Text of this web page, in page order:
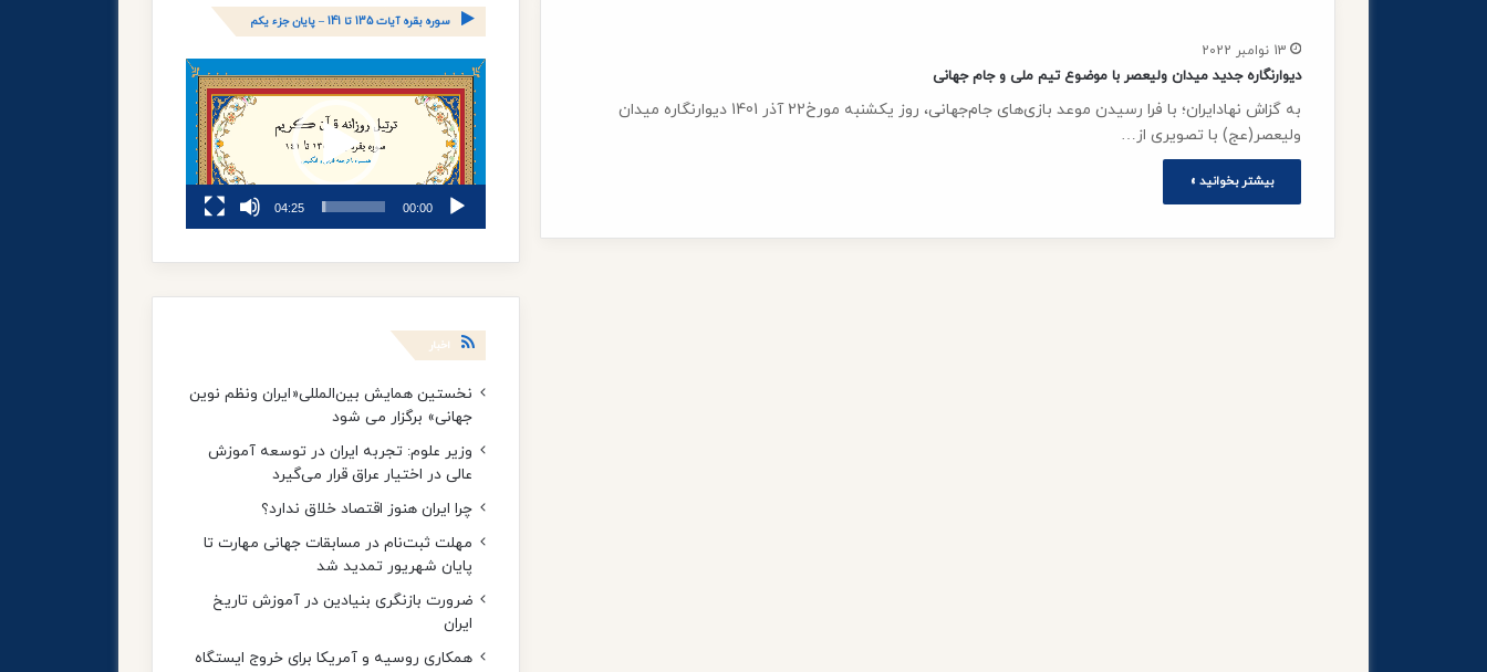
13 نوامبر 2022
دیوارنگاره جدید میدان ولیعصر با موضوع تیم ملی و جام جهانی
به گزاش نهادایران؛ با فرا رسیدن موعد بازی‌های جام‌جهانی، روز یکشنبه مورخ22 آذر 1401 دیوارنگاره میدان
ولیعصر(عج) با تصویری از…
بیشتر بخوانید »
سوره بقره آیات 135 تا 141 – پایان جزء یکم
نمایشگر
ویدیو
00:00
04:25
اخبار
نخستین همایش بین‌المللی«ایران ونظم نوین
جهانی» برگزار می شود
وزیر علوم: تجربه ایران در توسعه آموزش
عالی در اختیار عراق قرار می‌گیرد
چرا ایران هنوز اقتصاد خلاق ندارد؟
مهلت ثبت‌نام در مسابقات جهانی مهارت تا
پایان شهریور تمدید شد
ضرورت بازنگری بنیادین در آموزش تاریخ
ایران
همکاری روسیه و آمریکا برای خروج ایستگاه